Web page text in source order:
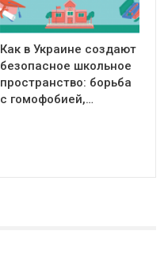
Как в Украине создают
безопасное школьное
пространство: борьба
с гомофобией,…